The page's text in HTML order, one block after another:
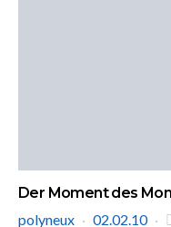
Der Moment des
polyneux
02.02.10